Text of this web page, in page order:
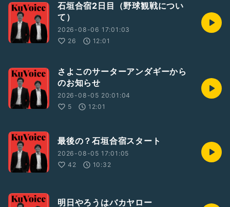
石垣合宿2日目（野球観戦につい
て）
2026-08-06 17:01:03
26
12:01
さよこのサーターアンダギーから
のお知らせ
2026-08-05 20:01:04
5
12:01
最後の？石垣合宿スタート
2026-08-05 17:01:05
42
10:32
明日やろうはバカヤロー